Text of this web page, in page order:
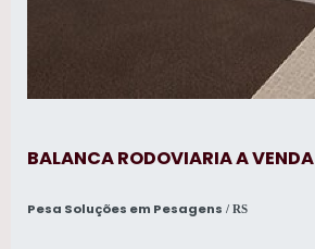
BALANCA RODOVIARIA A VENDA
Pesa Soluções em Pesagens / RS